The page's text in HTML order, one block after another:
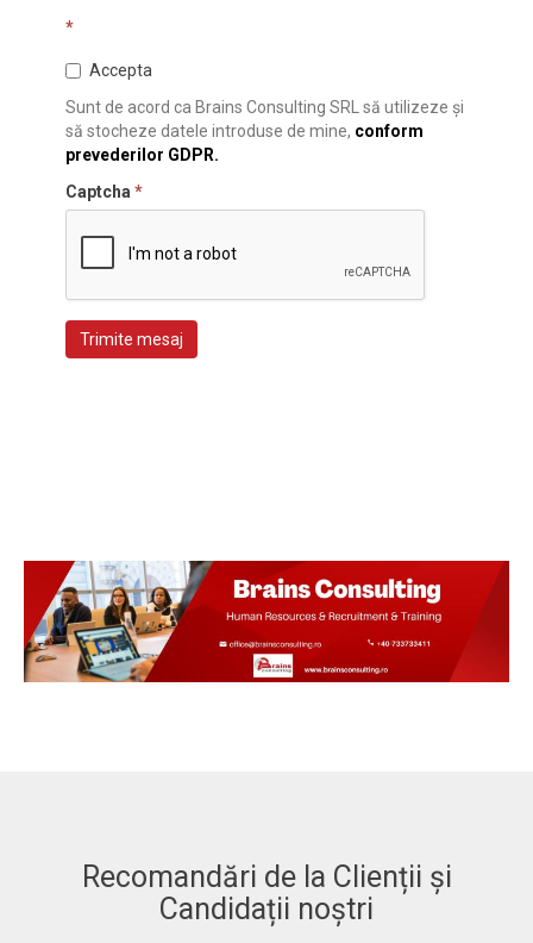
*
Accepta
Sunt de acord ca Brains Consulting SRL să utilizeze și
să stocheze datele introduse de mine, conform
prevederilor GDPR.
Captcha *
Trimite mesaj
Recomandări de la Clienții și
Candidații noștri